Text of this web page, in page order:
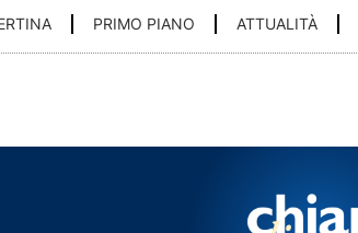
PRIMO PIANO ATTUALITÀ